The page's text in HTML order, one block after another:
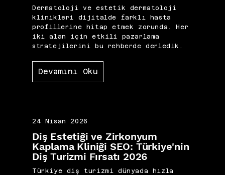
Dermatoloji ve estetik dermatoloji
klinikleri dijitalde farklı hasta
profillerine hitap etmek zorunda. Her
iki alan için etkili pazarlama
stratejilerini bu rehberde derledik.
Devamını Oku
24 Nisan 2026
Diş Estetiği ve Zirkonyum
Kaplama Kliniği SEO: Türkiye'nin
Diş Turizmi Fırsatı 2026
Türkiye diş turizmi dünyada hızla